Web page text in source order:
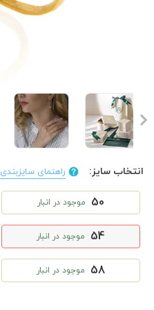
انتخاب سایز: راهنمای سایزبندی
50 موجود در انبار
54 موجود در انبار
58 موجود در انبار